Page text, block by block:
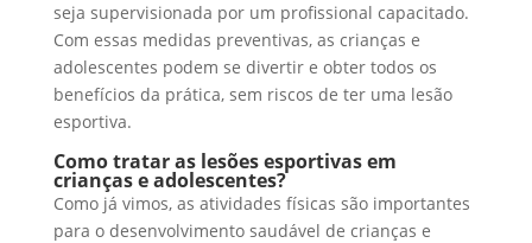
seja supervisionada por um profissional capacitado.
Com essas medidas preventivas, as crianças e
adolescentes podem se divertir e obter todos os
benefícios da prática, sem riscos de ter uma lesão
esportiva.
Como tratar as lesões esportivas em
crianças e adolescentes?
Como já vimos, as atividades físicas são importantes
para o desenvolvimento saudável de crianças e